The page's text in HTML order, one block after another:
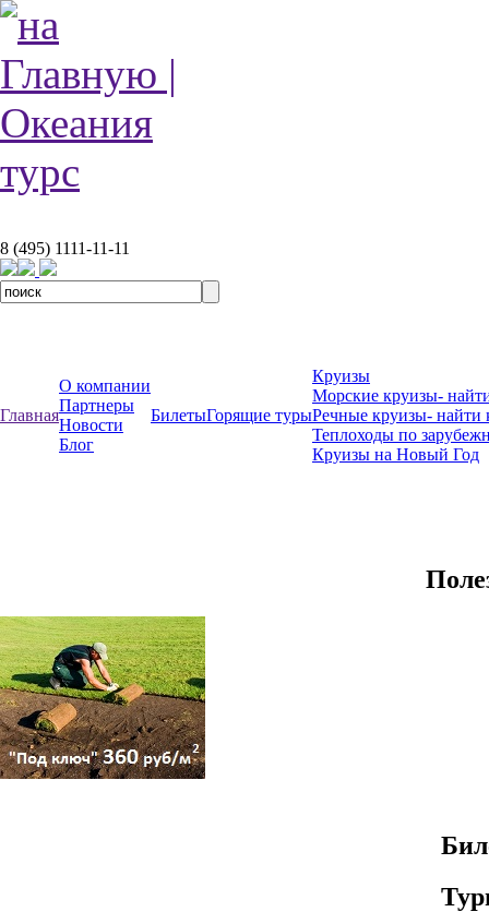
8 (495) 1111-11-11
Главная
О компании
Партнеры
Новости
Блог
БилетыГорящие туры
Круизы
Морские круизы-
Речные круизы- найти
Теплоходы по
Круизы на Новый Год